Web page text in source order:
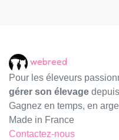
webreed
Pour les éleveurs
gérer son élevage
Gagnez en temps, en
Made in France
Contactez-nous